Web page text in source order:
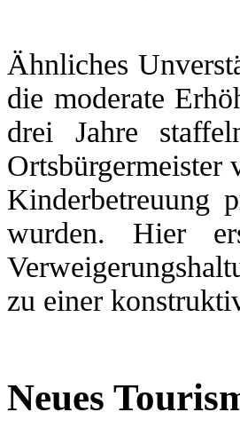
Ähnliches
die moderate
drei Jahre
Ortsbürgermeister
Kinderbetreuung
wurden. Hier
zu einer
Neues